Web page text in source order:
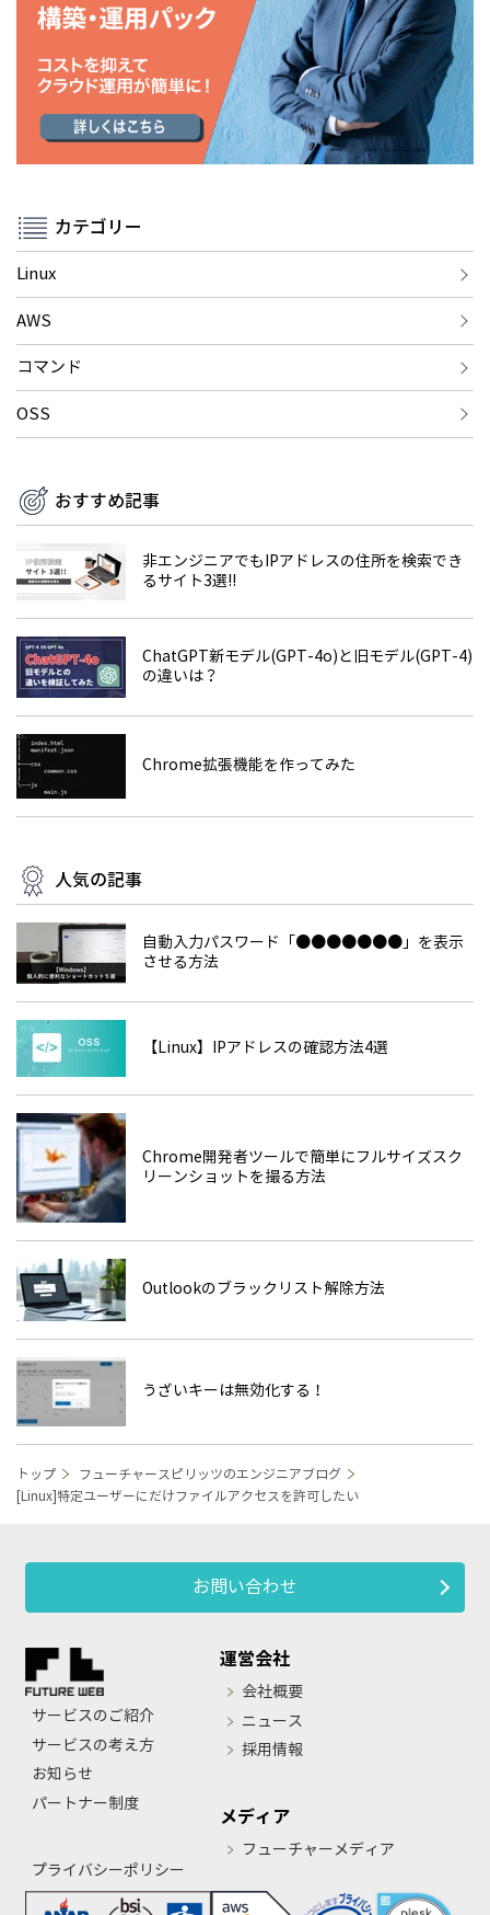
カテゴリー
Linux
AWS
コマンド
OSS
おすすめ記事
非エンジニアでもIPアドレスの住所を検索でき
るサイト3選!!
ChatGPT新モデル(GPT-4o)と旧モデル(GPT-4)
の違いは？
Chrome拡張機能を作ってみた
人気の記事
自動入力パスワード「●●●●●●●」を表示
させる方法
【Linux】IPアドレスの確認方法4選
Chrome開発者ツールで簡単にフルサイズスク
リーンショットを撮る方法
Outlookのブラックリスト解除方法
うざいキーは無効化する！
トップ
フューチャースピリッツのエンジニアブログ
[Linux]特定ユーザーにだけファイルアクセスを許可したい
お問い合わせ
サービスのご紹介
サービスの考え方
お知らせ
パートナー制度
プライバシーポリシー
運営会社
会社概要
ニュース
採用情報
メディア
フューチャーメディア